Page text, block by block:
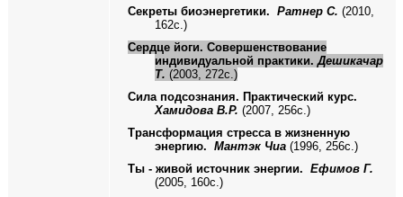
Секреты биоэнергетики. Ратнер С. (2010,
162с.)
Сердце йоги. Совершенствование
индивидуальной практики.Дешикачар
Т. (2003, 272с.)
Сила подсознания. Практический курс.
Хамидова В.Р. (2007, 256с.)
Трансформация стресса в жизненную
энергию. Мантэк Чиа (1996, 256с.)
Ты - живой источник энергии. Ефимов Г.
(2005, 160с.)